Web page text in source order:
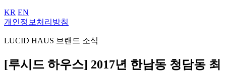
KR EN
개인정보처리방침
LUCID HAUS 브랜드 소식
[루시드 하우스] 2017년 한남동 청담동 최